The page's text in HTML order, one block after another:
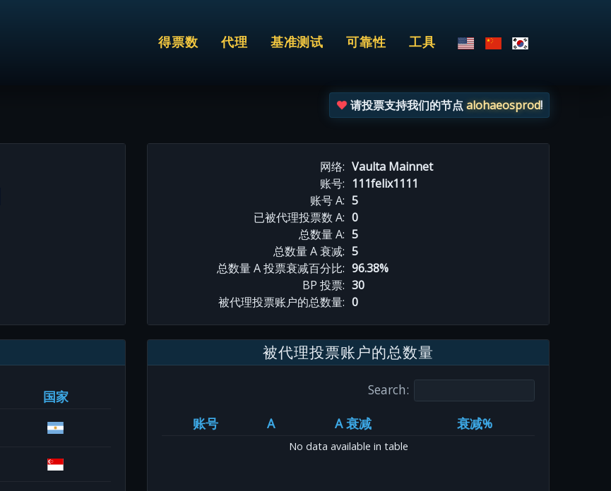
得票数 代理 基准测试 可靠性 工具
请投票支持我们的节点alohaeosprod!
网络: Vaulta Mainnet
账号: 111felix1111
账号 A: 5
已被代理投票数 A: 0
总数量 A: 5
总数量 A 衰减: 5
总数量 A 投票衰减百分比: 96.38%
BP 投票: 30
被代理投票账户的总数量: 0
国家
被代理投票账户的总数量
Search:
账号
A A 衰减 衰减%
No data available in table